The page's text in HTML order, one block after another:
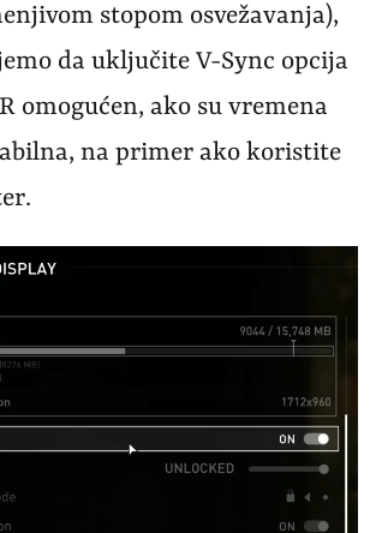
stopom osvežavanja),
da uključite V-Sync opcija
omogućen, ako su vremena
na primer ako koristite